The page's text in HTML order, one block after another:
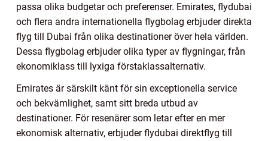
passa olika budgetar och preferenser. Emirates, flydubai
och flera andra internationella flygbolag erbjuder direkta
flyg till Dubai från olika destinationer över hela världen.
Dessa flygbolag erbjuder olika typer av flygningar, från
ekonomiklass till lyxiga förstaklassalternativ.
Emirates är särskilt känt för sin exceptionella service
och bekvämlighet, samt sitt breda utbud av
destinationer. För resenärer som letar efter en mer
ekonomisk alternativ, erbjuder flydubai direktflyg till